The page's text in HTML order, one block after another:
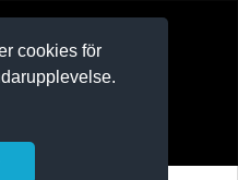
cookies för